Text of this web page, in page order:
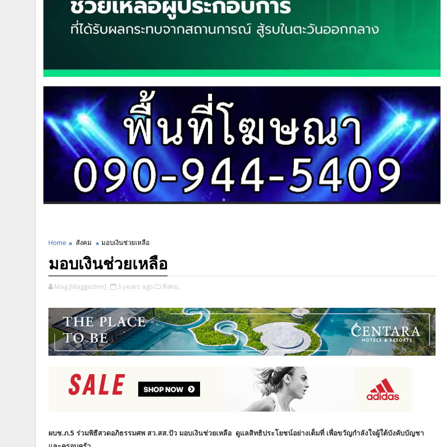
Home สังคม มอบเงินช่วยเหลือ
มอบเงินช่วยเหลือ
Mag [Maggazine] 3 years ago สังคม,
ผบช.ภ.5 ร่วมพิธีสวดอภิธรรมศพ สว.สส.ปัว มอบเงินช่วยเหลือ ดูแลสิทธิประโยชน์อย่างเต็มที่ เพื่อขวัญกำลังใจผู้ใต้บังคับบัญชา